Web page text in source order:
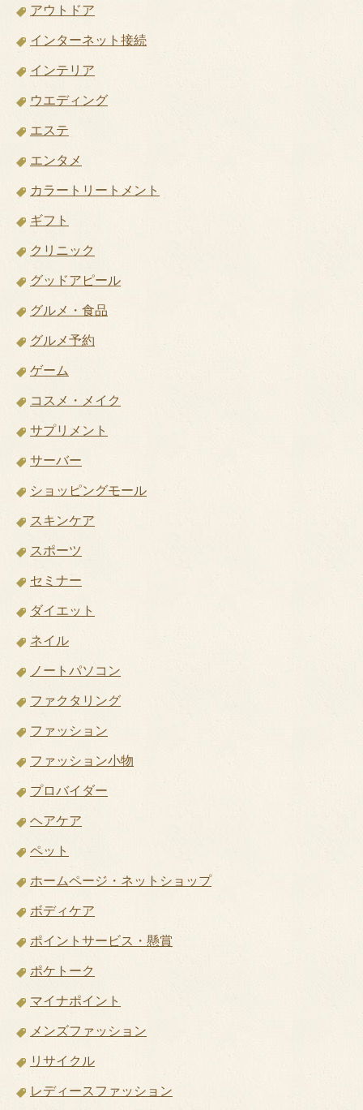
アウトドア
インターネット接続
インテリア
ウエディング
エステ
エンタメ
カラートリートメント
ギフト
クリニック
グッドアピール
グルメ・食品
グルメ予約
ゲーム
コスメ・メイク
サプリメント
サーバー
ショッピングモール
スキンケア
スポーツ
セミナー
ダイエット
ネイル
ノートパソコン
ファクタリング
ファッション
ファッション小物
プロバイダー
ヘアケア
ペット
ホームページ・ネットショップ
ボディケア
ポイントサービス・懸賞
ポケトーク
マイナポイント
メンズファッション
リサイクル
レディースファッション